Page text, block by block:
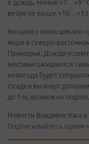
в дождь. Ночью +7…+9
ветре не выше +10…+13
Восьмого июня циклон
моря в северо-
Приморья. Дожди
местами ожидаются
непогода будет
Осадки вызовут
до 1 м, возможно
Новости Владивостока
Подписывайтесь одним